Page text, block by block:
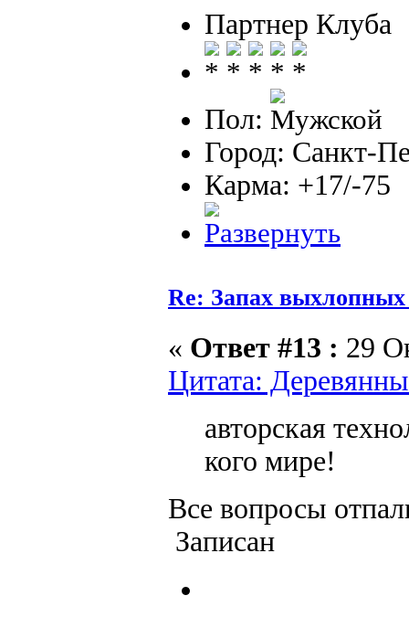
Партнер Клуба
Пол:
Город: Санкт-
Карма: +17/-75
Re: Запах выхлопных
« Ответ #13 : 29
Цитата:
авторская
кого мире!
Все вопросы
Записан